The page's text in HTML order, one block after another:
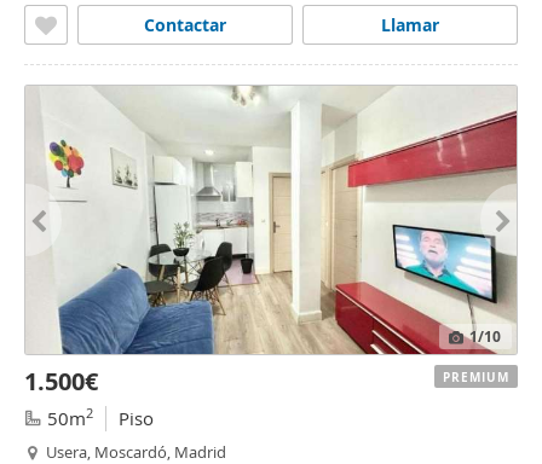
Llamar
Contactar
1/10
1.500€
50m2 Piso
Usera, Moscardó, Madrid
PREMIUM